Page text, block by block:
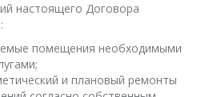
настоящего Договора
помещения необходимыми
и плановый ремонты